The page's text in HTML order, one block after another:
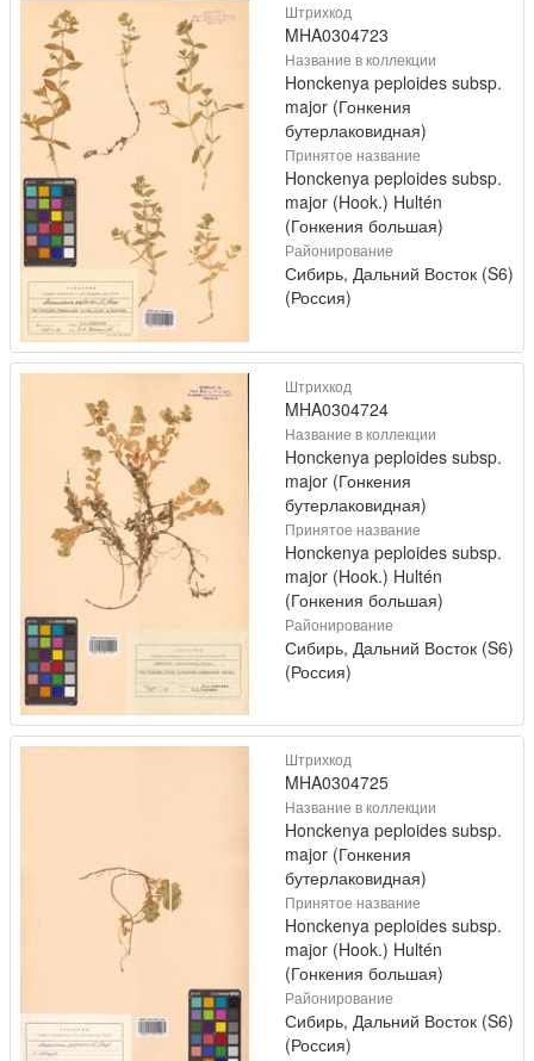
Штрихкод
MHA0304723
Название в коллекции
Honckenya peploides subsp.
major (Гонкения
бутерлаковидная)
Принятое название
Honckenya peploides subsp.
major (Hook.) Hultén
(Гонкения большая)
Районирование
Сибирь, Дальний Восток (S6)
(Россия)
Штрихкод
MHA0304724
Название в коллекции
Honckenya peploides subsp.
major (Гонкения
бутерлаковидная)
Принятое название
Honckenya peploides subsp.
major (Hook.) Hultén
(Гонкения большая)
Районирование
Сибирь, Дальний Восток (S6)
(Россия)
Штрихкод
MHA0304725
Название в коллекции
Honckenya peploides subsp.
major (Гонкения
бутерлаковидная)
Принятое название
Honckenya peploides subsp.
major (Hook.) Hultén
(Гонкения большая)
Районирование
Сибирь, Дальний Восток (S6)
(Россия)